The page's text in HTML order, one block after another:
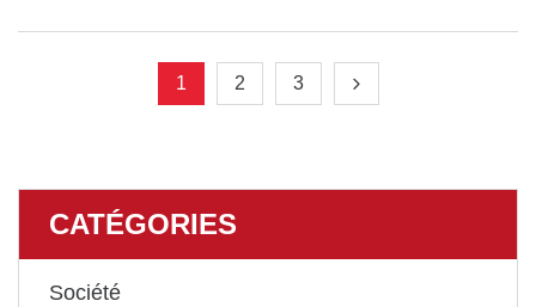
1 2 3
CATÉGORIES
Société